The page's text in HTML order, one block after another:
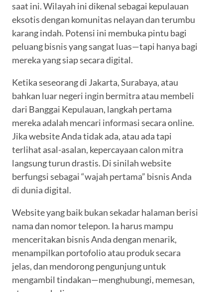
saat ini. Wilayah ini dikenal sebagai kepulauan
eksotis dengan komunitas nelayan dan terumbu
karang indah. Potensi ini membuka pintu bagi
peluang bisnis yang sangat luas—tapi hanya bagi
mereka yang siap secara digital.
Ketika seseorang di Jakarta, Surabaya, atau
bahkan luar negeri ingin bermitra atau membeli
dari Banggai Kepulauan, langkah pertama
mereka adalah mencari informasi secara online.
Jika website Anda tidak ada, atau ada tapi
terlihat asal-asalan, kepercayaan calon mitra
langsung turun drastis. Di sinilah website
berfungsi sebagai “wajah pertama” bisnis Anda
di dunia digital.
Website yang baik bukan sekadar halaman berisi
nama dan nomor telepon. Ia harus mampu
menceritakan bisnis Anda dengan menarik,
menampilkan portofolio atau produk secara
jelas, dan mendorong pengunjung untuk
mengambil tindakan—menghubungi, memesan,